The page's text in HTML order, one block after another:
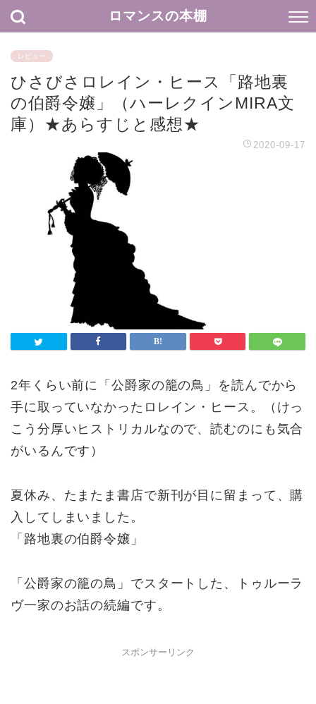
ロマンスの本棚
レビュー
ひさびさロレイン・ヒース「路地裏
の伯爵令嬢」（ハーレクインMIRA文
庫）★あらすじと感想★
2020-09-17
2年くらい前に「公爵家の籠の鳥」を読んでから
手に取っていなかったロレイン・ヒース。（けっ
こう分厚いヒストリカルなので、読むのにも気合
がいるんです）
夏休み、たまたま書店で新刊が目に留まって、購
入してしまいました。
「路地裏の伯爵令嬢」
「公爵家の籠の鳥」でスタートした、トゥルーラ
ヴ一家のお話の続編です。
スポンサーリンク